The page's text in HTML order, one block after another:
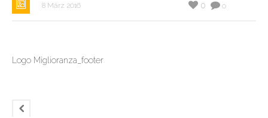
8 März 2016 0
0
Logo Miglioranza_footer